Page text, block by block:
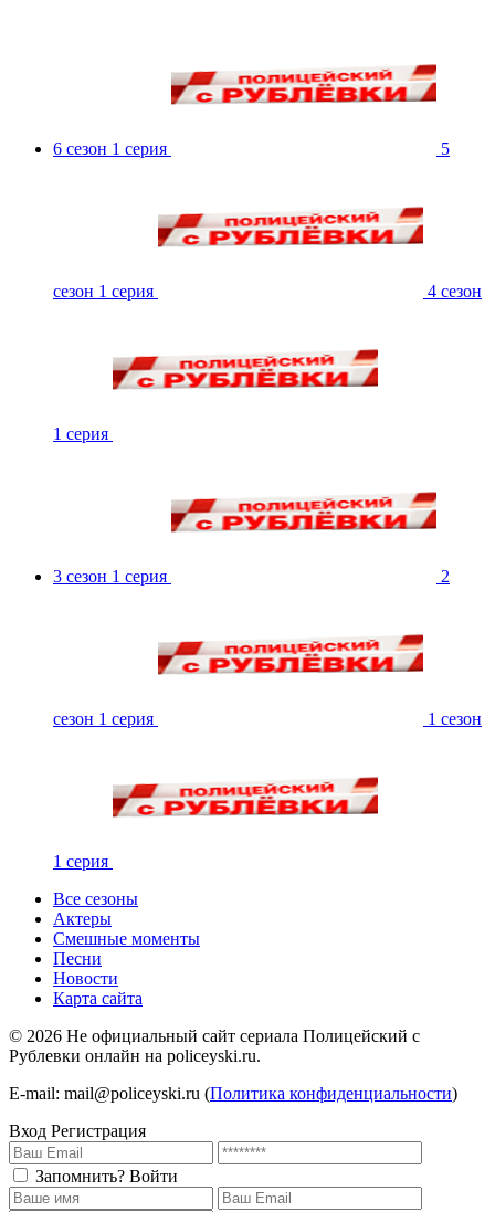
6 сезон 1 серия 5
сезон 1 серия 4 сезон
1 серия
3 сезон 1 серия 2
сезон 1 серия 1 сезон
1 серия
Все сезоны
Актеры
Смешные моменты
Песни
Новости
Карта сайта
© 2026 Не официальный сайт сериала Полицейский с
Рублевки онлайн на policeyski.ru.
E-mail: mail@policeyski.ru (Политика конфиденциальности)
Вход Регистрация
Запомнить? Войти